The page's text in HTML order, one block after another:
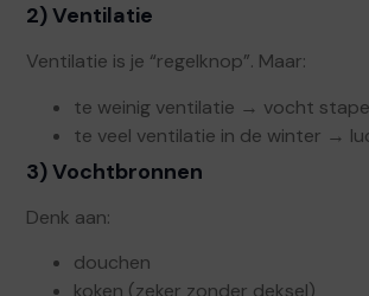
2) Ventilatie
Ventilatie is je “regelknop”. Maar:
te weinig ventilatie → vocht
te veel ventilatie in de winter →
3) Vochtbronnen
Denk aan:
douchen
koken (zeker zonder deksel)